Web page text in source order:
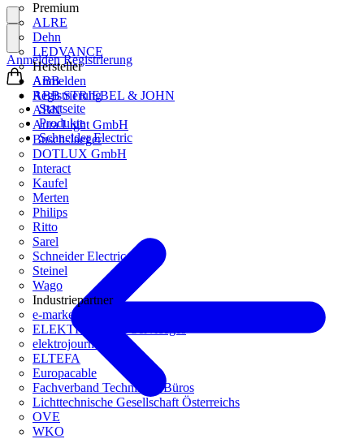
Premium
ALRE
Dehn
LEDVANCE
Hersteller
ABB
ABB STRIEBEL & JOHN
ABN
Aura Light GmbH
Busch-Jaeger
DOTLUX GmbH
Interact
Kaufel
Merten
Philips
Ritto
Sarel
Schneider Electric
Steinel
Wago
Industriepartner
e-marke
ELEKTRO Daten Serviceges
elektrojournal
ELTEFA
Europacable
Fachverband Technische Büros
Lichttechnische Gesellschaft Österreichs
OVE
WKO
Anmelden
Registrierung
Anmelden Registrierung
Startseite
Produkte
Schneider Electric